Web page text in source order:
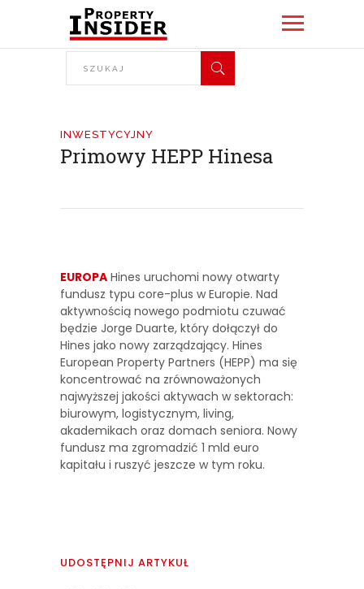
INWESTYCYJNY
Primowy HEPP Hinesa
EUROPA Hines uruchomi nowy otwarty
fundusz typu core-plus w Europie. Nad
aktywnością nowego podmiotu czuwać
będzie Jorge Duarte, który dołączył do
Hines jako nowy zarządzający. Hines
European Property Partners (HEPP) ma się
koncentrować na zrównoważonych
najwyższej jakości aktywach w sektorach:
biurowym, logistycznym, living,
akademikach oraz domach seniora. Nowy
fundusz ma zgromadzić 1 mld euro
kapitału i ruszyć jeszcze w tym roku.
UDOSTĘPNIJ ARTYKUŁ